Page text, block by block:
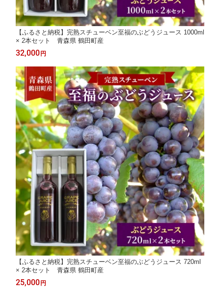
【ふるさと納税】完熟スチューベン至福のぶどうジュース 1000ml
× 2本セット 青森県 鶴田町産
32,000円
【ふるさと納税】完熟スチューベン至福のぶどうジュース 720ml
× 2本セット 青森県 鶴田町産
25,000円